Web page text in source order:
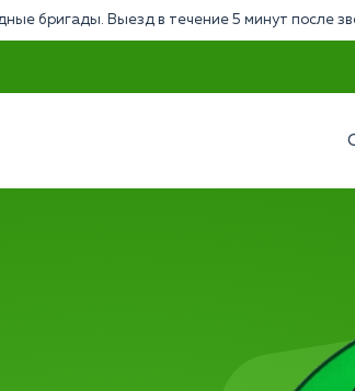
бригады. Выезд в течение 5 минут после